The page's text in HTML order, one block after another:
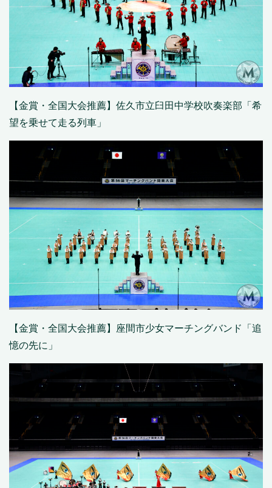
【金賞・全国大会推薦】佐久市立臼田中学校吹奏楽部「希
望を乗せて走る列車」
【金賞・全国大会推薦】座間市少女マーチングバンド「追
憶の先に」